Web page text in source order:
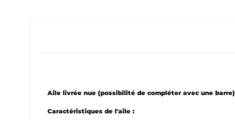
Aile livrée nue (possibilité de compléter avec une barre)
Caractéristiques de l'aile :